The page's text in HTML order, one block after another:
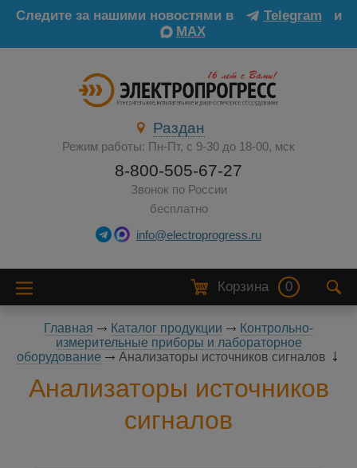
Следите за нашими новостями в Telegram
и
MAX
Раздан
Режим работы: Пн-Пт, с 9-30 до 18-00, мск
8-800-505-67-27
Звонок по России
бесплатно
info@electroprogress.ru
Корзина 0
Главная Каталог продукции
Контрольно-
измерительные приборы и лабораторное
оборудование
Анализаторы источников сигналов
Анализаторы источников
сигналов